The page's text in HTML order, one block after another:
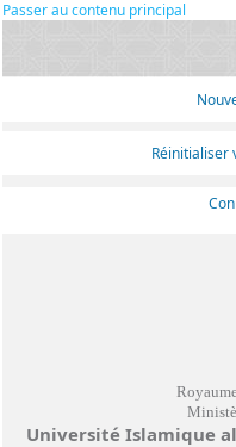
Passer au contenu principal
Réinitialiser
Université Islamique